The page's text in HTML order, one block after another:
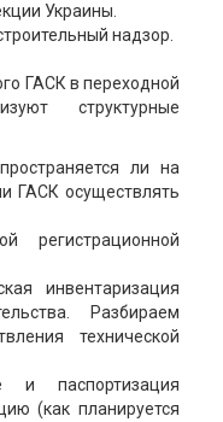
Украины.
надзор.
ГАСК в переходной
структурные
ли на
ГАСК осуществлять
регистрационной
инвентаризация
Разбираем
технической
и паспортизация
(как планируется